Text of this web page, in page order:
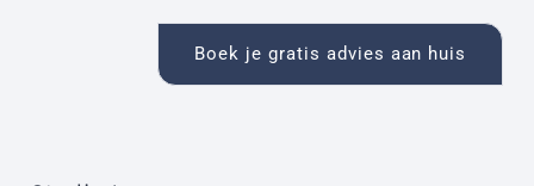
Boek je gratis advies aan huis